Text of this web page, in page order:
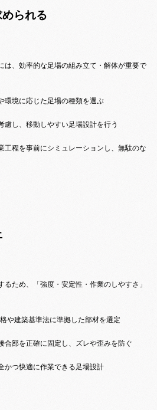
られる
は、効率的な足場の組み立て・解体が重要で
環境に応じた足場の種類を選ぶ
慮し、移動しやすい足場設計を行う
工程を事前にシミュレーションし、無駄のな
ため、「強度・安定性・作業のしやすさ」
や建築基準法に準拠した部材を選定
合部を正確に固定し、ズレや歪みを防ぐ
かつ快適に作業できる足場設計